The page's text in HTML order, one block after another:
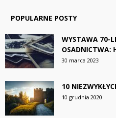
POPULARNE POSTY
WYSTAWA 70-
OSADNICTWA:
30 marca 2023
10
10 grudnia 2020